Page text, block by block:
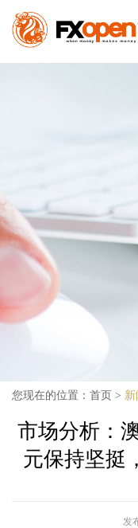
您现在的位置： 首页 >
市场分析：
元保持坚挺
发